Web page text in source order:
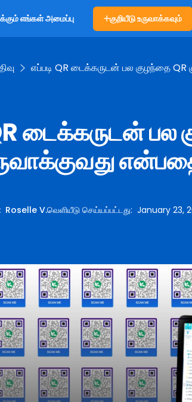
எங்கள் அமைப்பு குறியீடு உருவாக்கவும்
எப்படி QR டைக்கருடன் பல குழந்தை QR
டைக்கருடன் பல
Roselle V.வெளியீடு செய்யப்பட்டது: January 23,